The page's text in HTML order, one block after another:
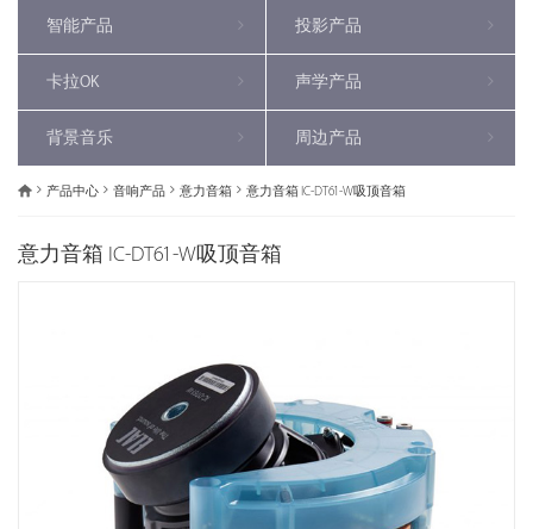
智能产品 投影产品
卡拉OK 声学产品
背景音乐 周边产品
产品中心 音响产品 意力音箱 意力音箱 IC-DT61-W吸顶音箱
意力音箱 IC-DT61-W吸顶音箱